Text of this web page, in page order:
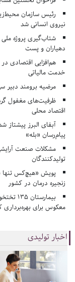
رئیس سازمان
نیروی انسانی شد
شتاب‌گیری پروژه
دهیاران و پست
هم‌افزایی اقتصادی
خدمت مالیاتی
مرضیه برومند دبیر
ظرفیت‌های مغفول
اقتصاد محلی
پیام‌رسان «بله»
مشکلات صنعت آرایشی
تولیدکنندگان
پویش «هیچ‌کس تنها
زنجیره درمان در کشور
معکوس برای بهره‌برداری
اخبار تولیدی